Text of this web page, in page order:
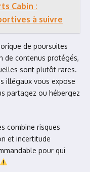
Cabin :
à suivre
de poursuites
de contenus protégés,
sont plutôt rares.
illégaux vous expose
partagez ou hébergez
combine risques
et incertitude
pour qui